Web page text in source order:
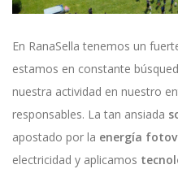
En RanaSella tenemos un
estamos en constante
nuestra actividad en nuestro
responsables. La tan ansiada
apostado por la energía
electricidad y aplicamos